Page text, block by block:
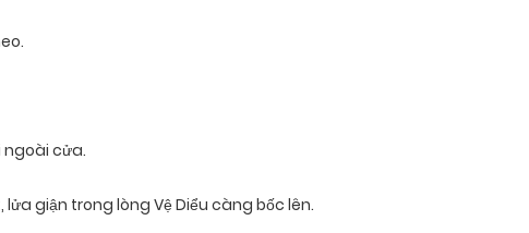
ngoài cửa.
giận trong lòng Vệ Diểu càng bốc lên.